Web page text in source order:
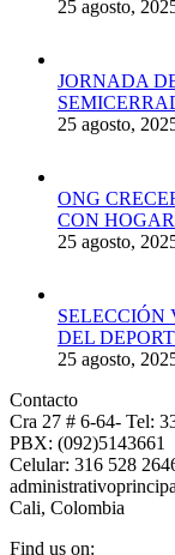
25 agosto,
JORNADA
25 agosto,
ONG
CON
25 agosto,
SELECCIÓN
DEL
25 agosto,
Contacto
Cra 27 # 6-64- Tel:
PBX: (092)5143661
Celular: 316 528
Cali, Colombia
Find us on: